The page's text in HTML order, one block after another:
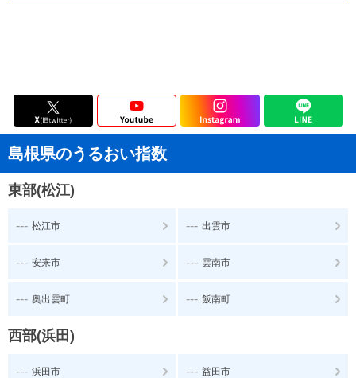
島根県のうるおい指数
東部(松江)
--- 松江市 --- 出雲市
--- 安来市 --- 雲南市
--- 奥出雲町 --- 飯南町
西部(浜田)
--- 浜田市 --- 益田市